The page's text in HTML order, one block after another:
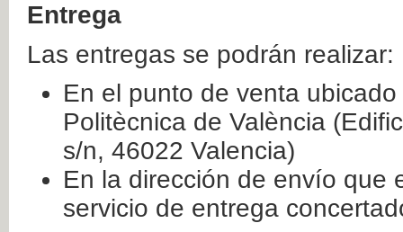
Entrega
Las entregas se podrán realizar:
En el punto de venta
Politècnica de València
s/n, 46022 Valencia)
En la dirección de envío que
servicio de entrega